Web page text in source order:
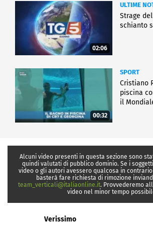
02:06
ULTIME
Strage
schianto
00:32
SPORT
Cristiano
piscina
il
Alcuni video presenti in questa sezione sono
quindi valutati di pubblico dominio. Se i
video o gli autori avessero qualcosa in
basterà fare richiesta di rimozione
team_verticali@italiaonline.it. Provvederemo
video nel minor tempo
Verissimo